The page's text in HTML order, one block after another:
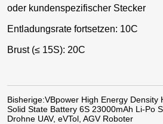
oder kundenspezifischer Stecker
Entladungsrate fortsetzen: 10C
Brust (≤ 15S): 20C
Bisherige:VBpower High Energy Density
Solid State Battery 6S 23000mAh Li-Po
Drohne UAV, eVTol, AGV Roboter